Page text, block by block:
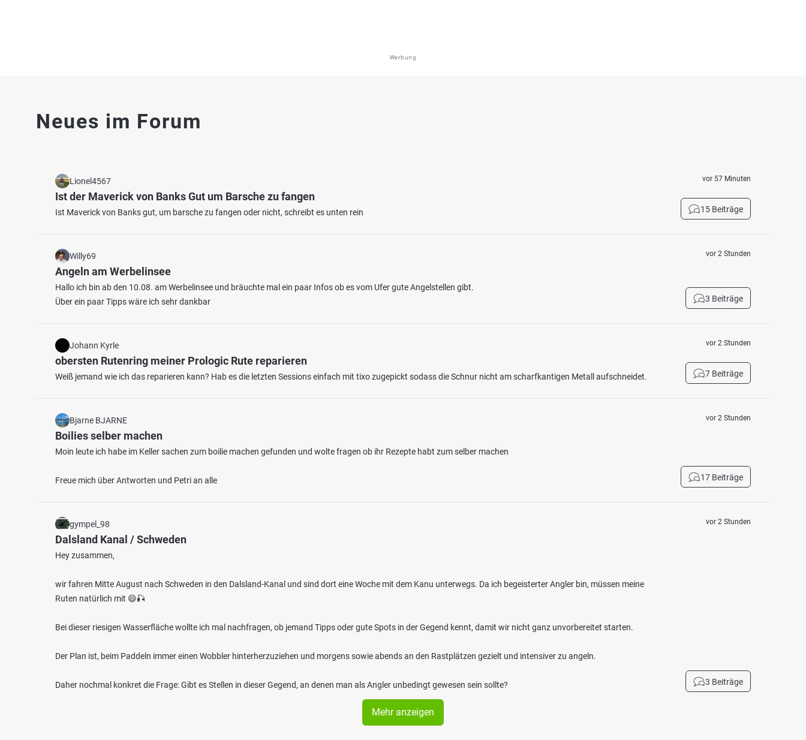
45 3 3.7
Zossener Stich
Fischarten: Karpfen, Brachse
Restwasser bei 15806 Gadsdorf Kanal bei 15806 Gadsdorf
Werbung
Neues im Forum
Lionel4567
Ist der Maverick von Banks Gut um Barsche zu fangen
Ist Maverick von Banks gut, um barsche zu fangen oder nicht, schreibt es unten rein
vor 57 Minuten
15 Beiträge
Willy69
Angeln am Werbelinsee
Hallo ich bin ab den 10.08. am Werbelinsee und bräuchte mal ein paar Infos ob es vom Ufer gute Angelstellen gibt.
Über ein paar Tipps wäre ich sehr dankbar
vor 2 Stunden
3 Beiträge
Johann Kyrle
obersten Rutenring meiner Prologic Rute reparieren
Weiß jemand wie ich das reparieren kann? Hab es die letzten Sessions einfach mit tixo zugepickt sodass die Schnur nicht am scharfkantigen Metall aufschneidet.
vor 2 Stunden
7 Beiträge
Bjarne BJARNE
Boilies selber machen
Moin leute ich habe im Keller sachen zum boilie machen gefunden und wolte fragen ob ihr Rezepte habt zum selber machen
Freue mich über Antworten und Petri an alle
vor 2 Stunden
17 Beiträge
gympel_98
Dalsland Kanal / Schweden
Hey zusammen,
wir fahren Mitte August nach Schweden in den Dalsland-Kanal und sind dort eine Woche mit dem Kanu unterwegs. Da ich begeisterter Angler bin, müssen meine
Ruten natürlich mit 😄🎣
Bei dieser riesigen Wasserfläche wollte ich mal nachfragen, ob jemand Tipps oder gute Spots in der Gegend kennt, damit wir nicht ganz unvorbereitet starten.
Der Plan ist, beim Paddeln immer einen Wobbler hinterherzuziehen und morgens sowie abends an den Rastplätzen gezielt und intensiver zu angeln.
Daher nochmal konkret die Frage: Gibt es Stellen in dieser Gegend, an denen man als Angler unbedingt gewesen sein sollte?
vor 2 Stunden
3 Beiträge
Mehr anzeigen